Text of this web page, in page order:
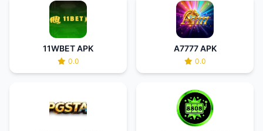
11WBET APK
0.0
A7777 APK
0.0